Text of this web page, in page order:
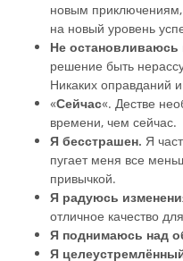
новым
на новый уровень
Не остановливаюсь
решение быть
Никаких оправданий
«Сейчас«. Дестве
времени, чем сейчас.
Я бесстрашен. Я
пугает меня все
привычкой.
Я радуюсь
отличное качество
Я поднимаюсь над
Я